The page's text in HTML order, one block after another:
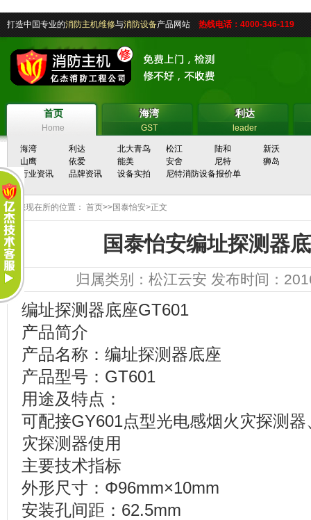
打造中国专业的消防主机维修与消防设备产品网站 热线电话：4000-346-119
首页 海湾 利达
首页
Home
海湾
GST
利达
leader
海湾 利达 北大青鸟 松江 陆和
新沃
山鹰
依爱 能美 安舍 尼特
狮岛
行业资讯
品牌资讯 设备实拍 尼特消防设备报价单
您现在所的位置： 首页>>国泰怡安>正文
国泰怡安编址探测器
归属类别： 松江云安 发布时间：
编址探测器底座GT601
产品简介
产品名称：编址探测器底座
产品型号：GT601
用途及特点：
可配接GY601点型光电感烟火灾探测
灾探测器使用
主要技术指标
外形尺寸：Φ96mm×10mm
安装孔间距：62.5mm